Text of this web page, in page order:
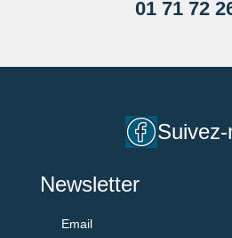
01 71 72
Newsletter
Email